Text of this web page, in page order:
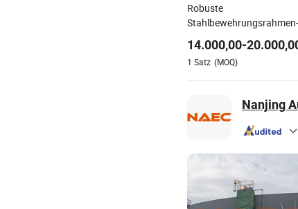
Robuste
Stahlbewehrungsrahmen-
Bauprojekte
14.000,00-
1 Satz (MOQ)
Nanjing